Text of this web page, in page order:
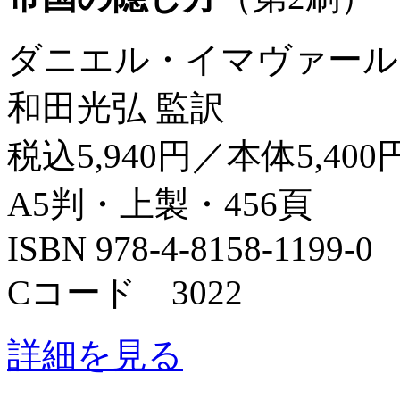
ダニエル・イマヴァー
和田光弘 監訳
税込5,940円／本体5,400
A5判・上製・456頁
ISBN 978-4-8158-1199-0
Cコード 3022
詳細を見る